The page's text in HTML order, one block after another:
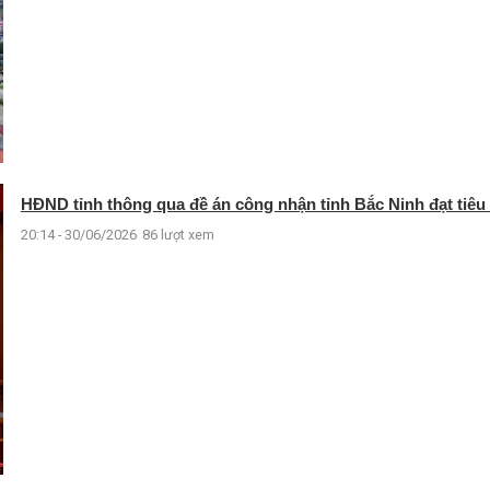
HĐND tỉnh thông qua đề án công nhận tỉnh Bắc Ninh đạt
20:14 - 30/06/2026 86 lượt xem